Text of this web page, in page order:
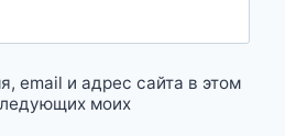
email и адрес сайта в этом
моих